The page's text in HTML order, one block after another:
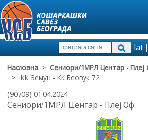
lat|
Насловна > Сениори/1МРЛ Центар -
> КК Земун - КК Беовук 72
(90709) 01.04.2024
Сениори/1МРЛ Центар - Плеј Оф